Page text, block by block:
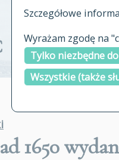
Szczegółowe
Wyrażam zgodę na
Tylko niezbędne
Wszystkie (także
E F G H I
1650